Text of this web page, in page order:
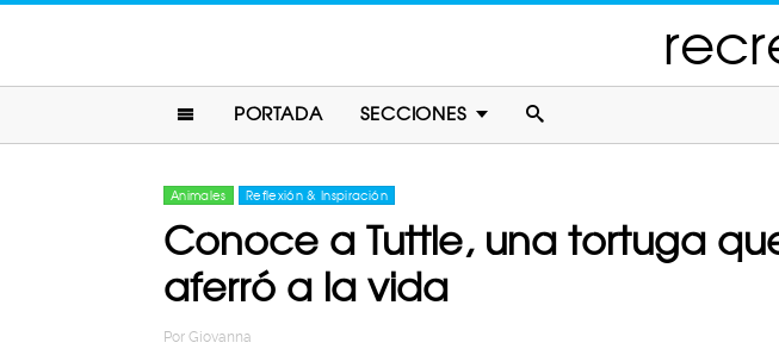
PORTADA SECCIONES
Animales Reflexión & Inspiración
Conoce a Tuttle, una tortuga
aferró a la vida
Por Giovanna